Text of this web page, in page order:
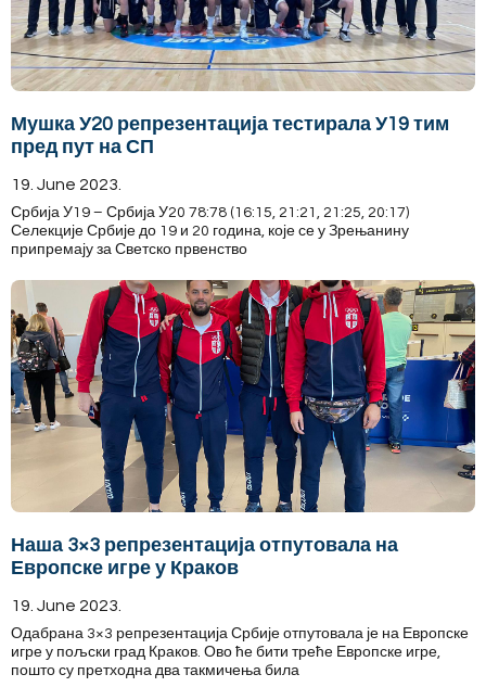
Мушка У20 репрезентација тестирала У19 тим
пред пут на СП
19. June 2023.
Србија У19 – Србија У20 78:78 (16:15, 21:21, 21:25, 20:17)
Селекције Србије до 19 и 20 година, које се у Зрењанину
припремају за Светско првенство
Наша 3×3 репрезентација отпутовала на
Европске игре у Краков
19. June 2023.
Одабрана 3×3 репрезентација Србије отпутовала је на Европске
игре у пољски град Краков. Ово ће бити треће Европске игре,
пошто су претходна два такмичења била